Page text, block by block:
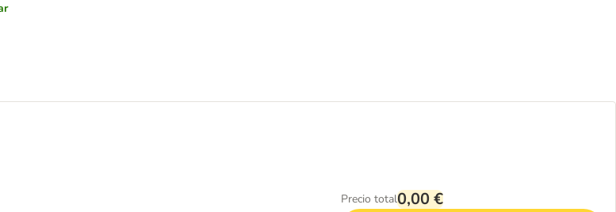
Precio total0,00 €